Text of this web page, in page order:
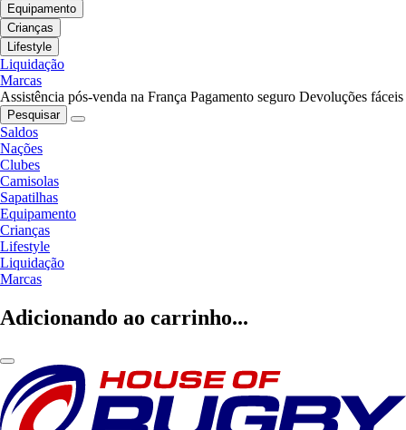
Equipamento
Crianças
Lifestyle
Liquidação
Marcas
Assistência pós-venda na França Pagamento seguro Devoluções fáceis
Pesquisar
Saldos
Nações
Clubes
Camisolas
Sapatilhas
Equipamento
Crianças
Lifestyle
Liquidação
Marcas
Adicionando ao carrinho...